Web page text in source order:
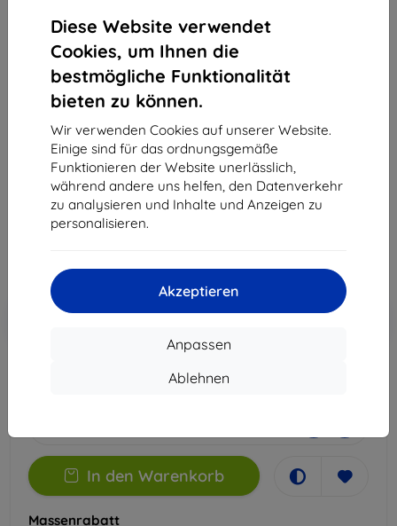
Diese Website verwendet
Cookies, um Ihnen die
bestmögliche Funktionalität
bieten zu können.
Wir verwenden Cookies auf unserer Website.
Einige sind für das ordnungsgemäße
Funktionieren der Website unerlässlich,
während andere uns helfen, den Datenverkehr
zu analysieren und Inhalte und Anzeigen zu
personalisieren.
Akzeptieren
Anpassen
Ablehnen
3mk Silky Matt Privacy Schutzfolie für Huawei
Mate 50 Pro
Geeignet für: Huawei Mate 50 Pro
14,90 €
13,41 €
ohne MWSt11,27 €
Rabatt mit Gutschein
In den
In den Warenkorb
Massenrabatt